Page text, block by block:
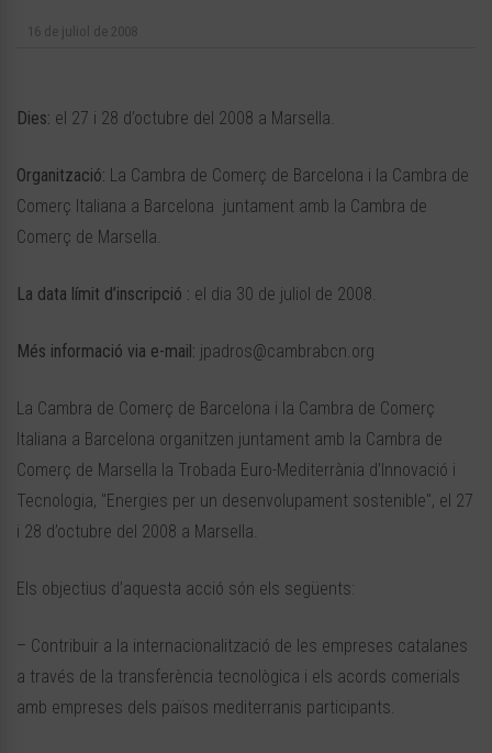
16 de juliol de 2008
Dies: el 27 i 28 d’octubre del 2008 a Marsella.
Organització: La Cambra de Comerç de Barcelona i la Cambra de
Comerç Italiana a Barcelona juntament amb la Cambra de
Comerç de Marsella.
La data límit d’inscripció : el dia 30 de juliol de 2008.
Més informació via e-mail: jpadros@cambrabcn.org
La Cambra de Comerç de Barcelona i la Cambra de Comerç
Italiana a Barcelona organitzen juntament amb la Cambra de
Comerç de Marsella la Trobada Euro-Mediterrània d’Innovació i
Tecnologia, "Energies per un desenvolupament sostenible", el 27
i 28 d’octubre del 2008 a Marsella.
Els objectius d’aquesta acció són els següents:
– Contribuir a la internacionalització de les empreses catalanes
a través de la transferència tecnològica i els acords comerials
amb empreses dels països mediterranis participants.